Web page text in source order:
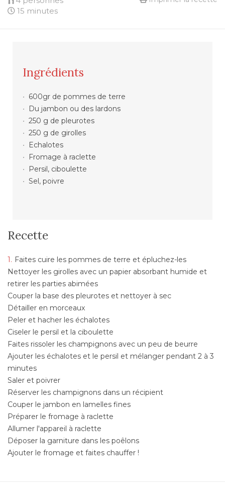
15 minutes
Ingrédients
600gr de pommes de terre
Du jambon ou des lardons
250 g de pleurotes
250 g de girolles
Echalotes
Fromage à raclette
Persil, ciboulette
Sel, poivre
Recette
Faites cuire les pommes de terre et épluchez-les
Nettoyer les girolles avec un papier absorbant humide et
retirer les parties abimées
Couper la base des pleurotes et nettoyer à sec
Détailler en morceaux
Peler et hacher les échalotes
Ciseler le persil et la ciboulette
Faites rissoler les champignons avec un peu de beurre
Ajouter les échalotes et le persil et mélanger pendant 2 à 3
minutes
Saler et poivrer
Réserver les champignons dans un récipient
Couper le jambon en lamelles fines
Préparer le fromage à raclette
Allumer l'appareil à raclette
Déposer la garniture dans les poêlons
Ajouter le fromage et faites chauffer !